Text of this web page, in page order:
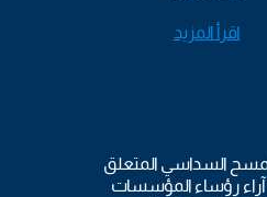
اقرأ المزيد
السداسي المتعلق
رؤساء المؤسسات